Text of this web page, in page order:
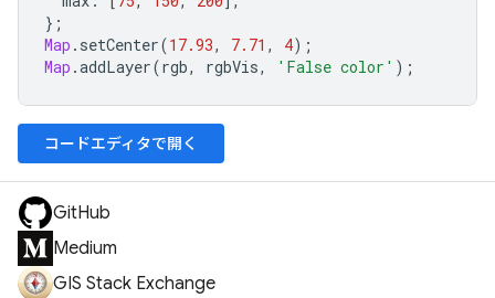
};
Map . setCenter(17.93, 7.71 , 4);
Map .addLayer(rgb, rgbVis, 'False color' );
コードエディタで開く
GitHub
Medium
GIS Stack Exchange